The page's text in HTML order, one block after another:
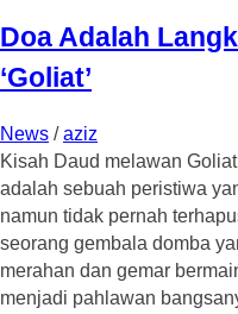
Doa Adalah
‘Goliat’
News /aziz
Kisah Daud melawan
adalah sebuah peristiwa
namun tidak pernah
seorang gembala domba
merahan dan gemar
menjadi pahlawan